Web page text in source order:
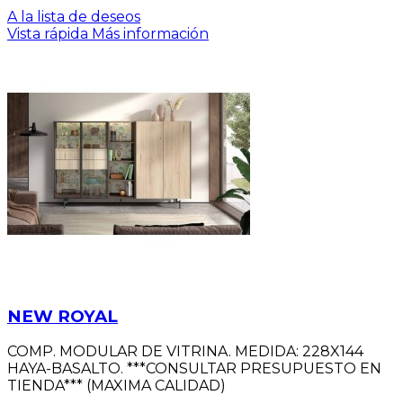
A la lista de deseos
Vista rápida Más información
NEW ROYAL
COMP. MODULAR DE VITRINA. MEDIDA: 228X144
HAYA-BASALTO. ***CONSULTAR PRESUPUESTO EN
TIENDA*** (MAXIMA CALIDAD)